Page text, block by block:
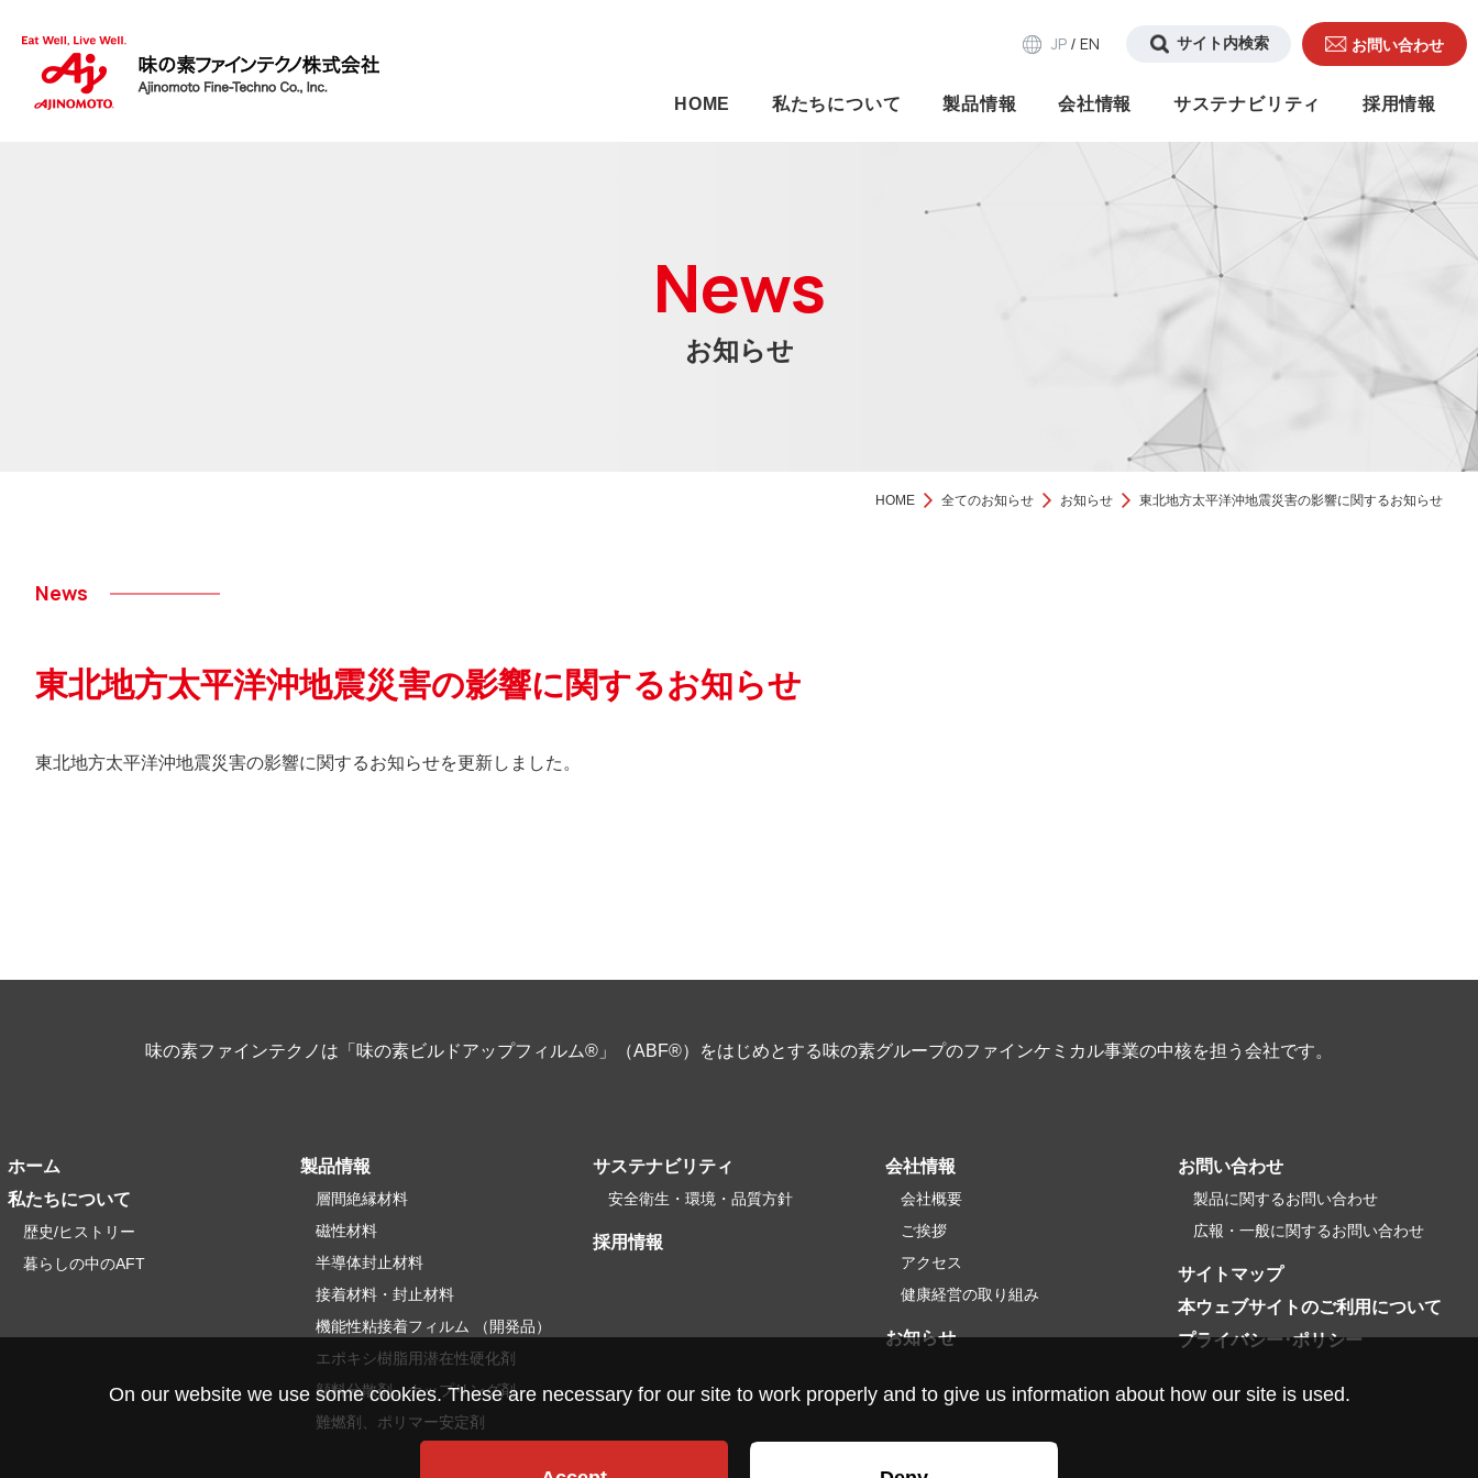
JP / EN お問い合わせ
HOME 私たちについて 製品情報 会社情報 サステナビリティ 採用情報
News
お知らせ
HOME 全てのお知らせ お知らせ 東北地方太平洋沖地震災害の影響に関するお知らせ
News
東北地方太平洋沖地震災害の影響に関するお知らせ
東北地方太平洋沖地震災害の影響に関するお知らせを更新しました。
味の素ファインテクノは「味の素ビルドアップフィルム®」（ABF®）をはじめとする味の素グループのファインケミカル事業の中核を担う会社です。
ホーム
私たちについて
歴史/ヒストリー
暮らしの中のAFT
製品情報
層間絶縁材料
磁性材料
半導体封止材料
接着材料・封止材料
機能性粘接着フィルム （開発品）
エポキシ樹脂用潜在性硬化剤
顔料分散剤、カップリング剤
難燃剤、ポリマー安定剤
サステナビリティ
安全衛生・環境・品質方針
採用情報
会社情報
会社概要
ご挨拶
アクセス
健康経営の取り組み
お知らせ
お問い合わせ
製品に関するお問い合わせ
広報・一般に関するお問い合わせ
サイトマップ
本ウェブサイトのご利用について
プライバシー･ポリシー
On our website we use some cookies. These are necessary for our site to work properly and to give us information about how our site is used.